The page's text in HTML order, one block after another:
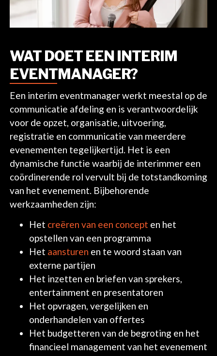
WAT DOET EEN INTERIM
EVENTMANAGER?
Een interim eventmanager werkt meestal op de
communicatie afdeling en is verantwoordelijk
voor de opzet, organisatie, uitvoering,
registratie en communicatie van meerdere
evenementen tegelijkertijd. Het is een
dynamische functie waarbij de interimmer een
coördinerende rol vervult bij de totstandkoming
van het evenement. Bijbehorende
werkzaamheden zijn:
Het creëren van een concept en het
opstellen van een programma
Het aansturen en te woord staan van
externe partijen
Het inzetten en briefen van sprekers,
entertainment en presentatoren
Het opvragen, vergelijken en
onderhandelen van offertes
Het budgetteren van de begroting en het
financieel management van het evenement